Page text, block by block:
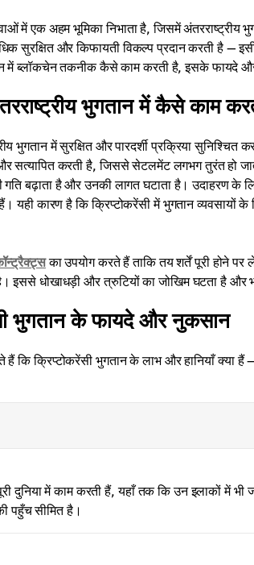
में एक अहम भूमिका निभाता है, जिसमें अंतरराष्ट्रीय
सुरक्षित और किफायती विकल्प प्रदान करती है —
में ब्लॉकचेन तकनीक कैसे काम करती है, इसके फायदे
भुगतान में कैसे काम
भुगतान में सुरक्षित और पारदर्शी प्रक्रिया
सत्यापित करती है, जिससे सेटलमेंट लगभग तुरंत हो
बढ़ाता है और उनकी लागत घटाता है। उदाहरण के
यही कारण है कि क्रिप्टोकरेंसी में भुगतान व्यवसायों
का उपयोग करते हैं ताकि तय शर्तें पूरी होने पर
है। इससे धोखाधड़ी और त्रुटियों का जोखिम घटता है और
भुगतान के फायदे और नुकसान
कि क्रिप्टोकरेंसी भुगतान के लाभ और हानियाँ क्या हैं —
दुनिया में काम करती हैं, यहाँ तक कि उन इलाकों में भी
पहुँच सीमित है।